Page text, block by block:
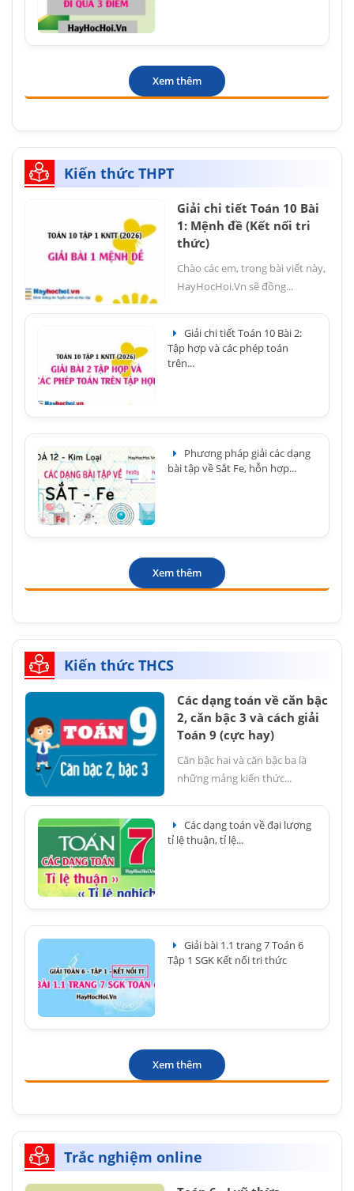
Xem thêm
Kiến thức THPT
Giải chi tiết Toán 10 Bài
1: Mệnh đề (Kết nối tri
thức)
Chào các em, trong bài viết này,
HayHocHoi.Vn sẽ đồng...
Giải chi tiết Toán 10 Bài 2:
Tập hợp và các phép toán
trên...
Phương pháp giải các dạng
bài tập về Sắt Fe, hỗn hợp...
Xem thêm
Kiến thức THCS
Các dạng toán về căn bậc
2, căn bậc 3 và cách giải
Toán 9 (cực hay)
Căn bậc hai và căn bậc ba là
những mảng kiến thức...
Các dạng toán về đại lượng
tỉ lệ thuận, tỉ lệ...
Giải bài 1.1 trang 7 Toán 6
Tập 1 SGK Kết nối tri thức
Xem thêm
Trắc nghiệm online